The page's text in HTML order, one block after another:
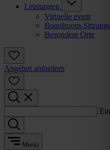
Leistungen
Virtuelle event
Boardroom-
Besondere Orte
Angebot anfordern
Menü